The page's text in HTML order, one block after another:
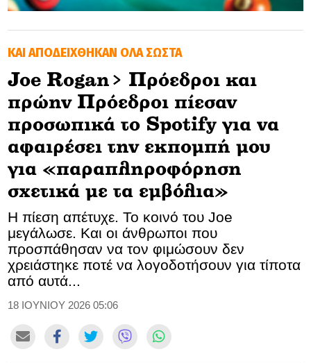
SOOZIE’S FRIENDS
CULTURE
TASTELAND
TECH
MEDIALAND
DRIVE
SPORTS
DIA Y NOCHE
CONTACT
ΚΑΙ ΑΠΟΔΕΙΧΘΗΚΑΝ ΟΛΑ ΣΩΣΤΑ
Joe Rogan> Πρόεδροι και
πρώην Πρόεδροι πίεσαν
προσωπικά το Spotify για να
αφαιρέσει την εκπομπή μου
για «παραπληροφόρηση
σχετικά με τα εμβόλια»
Η πίεση απέτυχε. Το κοινό του Joe
μεγάλωσε. Και οι άνθρωποι που
προσπάθησαν να τον φιμώσουν δεν
χρειάστηκε ποτέ να λογοδοτήσουν για τίποτα
από αυτά...
18 ΙΟΥΝΙΟΥ 2026 05:06